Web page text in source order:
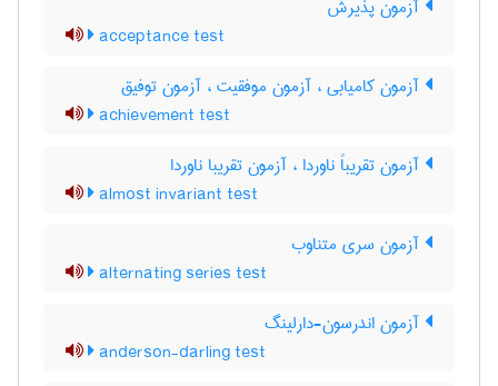
آزمون پذیرش
acceptance test
آزمون کامیابی ، آزمون موفقیت ، آزمون توفیق
achievement test
آزمون تقریباً ناوردا ، آزمون تقریبا ناوردا
almost invariant test
آزمون سری متناوب
alternating series test
آزمون اندرسون-دارلینگ
anderson-darling test